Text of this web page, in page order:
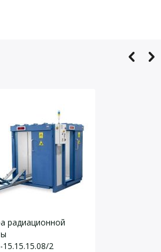
персональных данных
радиационной
2